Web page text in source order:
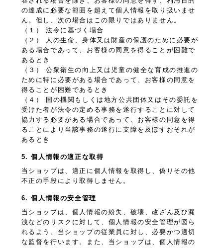
の達成に必要な範囲を超えて個人情報を取り扱いませ
ん。但し、次の場合はこの限りではありません。
（１） 法令に基づく場合
（２） 人の生命、身体又は財産の保護のために必要が
ある場合であって、お客様の同意を得ることが困難で
あるとき
（３） 公衆衛生の向上又は児童の健全な育成の推進の
ために特に必要がある場合であって、お客様の同意を
得ることが困難であるとき
（４） 国の機関もしくは地方公共団体又はその委託を
受けた者が法令の定める事務を遂行することに対して
協力する必要がある場合であって、お客様の同意を得
ることにより当該事務の遂行に支障を及ぼすおそれが
あるとき
5. 個人情報の適正な取得
当ショップは、適正に個人情報を取得し、偽りその他
不正の手段により取得しません。
6. 個人情報の安全管理
当ショップは、個人情報の紛失、破壊、改ざん及び漏
洩などのリスクに対して、個人情報の安全管理が図ら
れるよう、当ショップの従業員に対し、必要かつ適切
な監督を行います。また、当ショップは、個人情報の